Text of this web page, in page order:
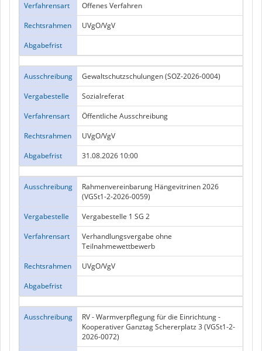
Verfahrensart
Offenes Verfahren
Rechtsrahmen
UVgO/VgV
Abgabefrist
Ausschreibung
Gewaltschutzschulungen (SOZ-2026-0004)
Vergabestelle
Sozialreferat
Verfahrensart
Öffentliche Ausschreibung
Rechtsrahmen
UVgO/VgV
Abgabefrist
31.08.2026 10:00
Ausschreibung
Rahmenvereinbarung Hängevitrinen 2026
(VGSt1-2-2026-0059)
Vergabestelle
Vergabestelle 1 SG 2
Verfahrensart
Verhandlungsvergabe ohne
Teilnahmewettbewerb
Rechtsrahmen
UVgO/VgV
Abgabefrist
Ausschreibung
RV - Warmverpflegung für die Einrichtung -
Kooperativer Ganztag Schererplatz 3 (VGSt1-2-
2026-0072)